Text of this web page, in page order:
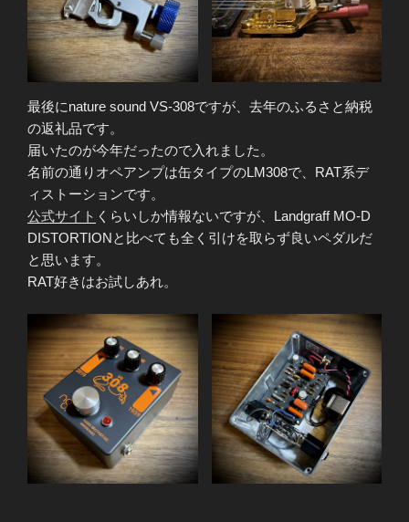
最後にnature sound VS-308ですが、去年のふるさと納税
の返礼品です。
届いたのが今年だったので入れました。
名前の通りオペアンプは缶タイプのLM308で、RAT系デ
ィストーションです。
公式サイト くらいしか情報ないですが、Landgraff MO-D
DISTORTIONと比べても全く引けを取らず良いペダルだ
と思います。
RAT好きはお試しあれ。